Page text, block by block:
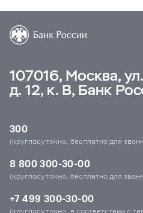
107016, Москва,
д. 12, к. В, Банк
300
(круглосуточно, бесплатно для
8 800 300-30-00
(круглосуточно, бесплатно для
+7 499 300-30-00
(круглосуточно, в соответствии с